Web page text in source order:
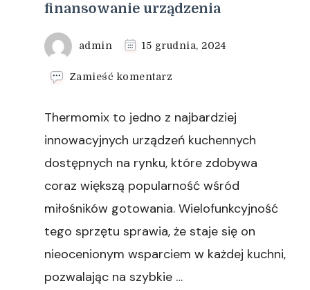
finansowanie urządzenia
admin 15 grudnia, 2024
Zamieść komentarz
0%
wygodne
finansowanie
Thermomix to jedno z najbardziej
innowacyjnych urządzeń kuchennych
dostępnych na rynku, które zdobywa
coraz większą popularność wśród
miłośników gotowania. Wielofunkcyjność
tego sprzętu sprawia, że staje się on
nieocenionym wsparciem w każdej kuchni,
pozwalając na szybkie …